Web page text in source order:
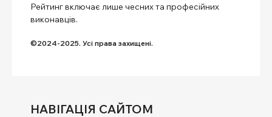
Рейтинг включає лише чесних та професійних
виконавців.
©2024-2025. Усі права захищені.
НАВІГАЦІЯ САЙТОМ